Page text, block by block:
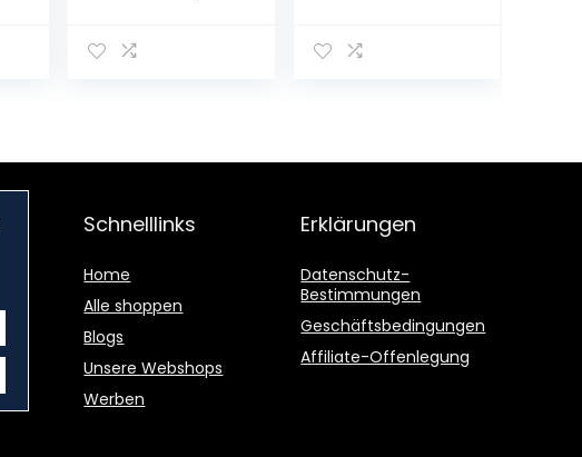
ender
Ausgabe – 5.
Schnelllinks
Home
Alle shoppen
Blogs
Unsere Webshops
Werben
Erklärungen
Datenschutz-
Bestimmungen
Geschäftsbedingungen
Affiliate-Offenlegung